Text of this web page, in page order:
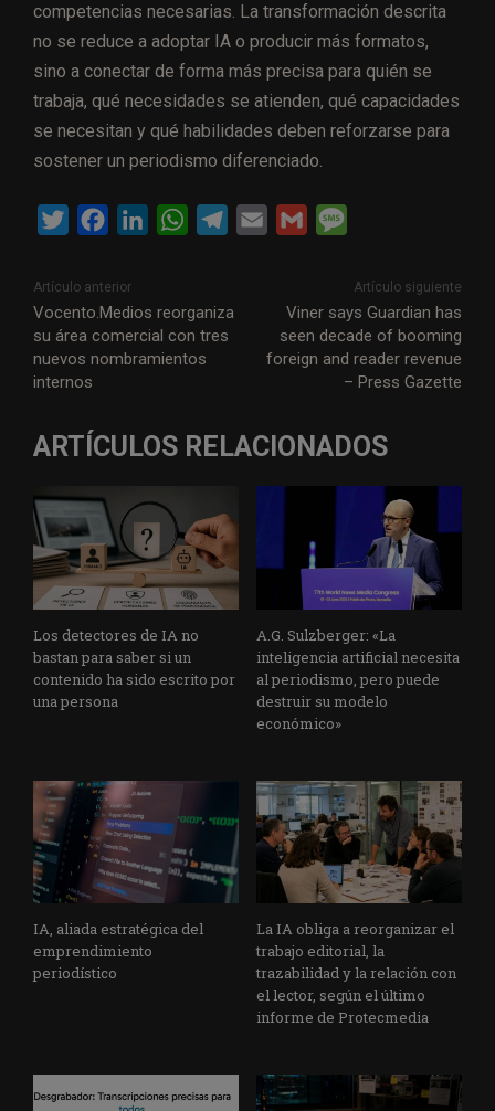
competencias necesarias. La transformación descrita
no se reduce a adoptar IA o producir más formatos,
sino a conectar de forma más precisa para quién se
trabaja, qué necesidades se atienden, qué capacidades
se necesitan y qué habilidades deben reforzarse para
sostener un periodismo diferenciado.
i
t
t
e
c
e
b
k
k
e
n
W
t
s
p
e
m
i
l
s
s
a
Artículo anterior
Vocento.Medios reorganiza
su área comercial con tres
nuevos nombramientos
internos
Artículo siguiente
Viner says Guardian has
seen decade of booming
foreign and reader revenue
– Press Gazette
ARTÍCULOS RELACIONADOS
Los detectores de IA no
bastan para saber si un
contenido ha sido escrito por
una persona
A.G. Sulzberger: «La
inteligencia artificial necesita
al periodismo, pero puede
destruir su modelo
económico»
IA, aliada estratégica del
emprendimiento
periodístico
La IA obliga a reorganizar el
trabajo editorial, la
trazabilidad y la relación con
el lector, según el último
informe de Protecmedia